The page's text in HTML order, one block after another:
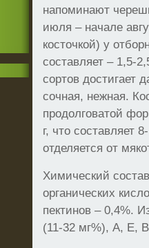
напоминают
июля – начале
косточкой) у
составляет – 1,5-
сортов достигает
сочная, нежная.
продолговатой
г, что составляет
отделяется от
Химический
органических
пектинов – 0,4%.
(11-32 мг%), А, Е,